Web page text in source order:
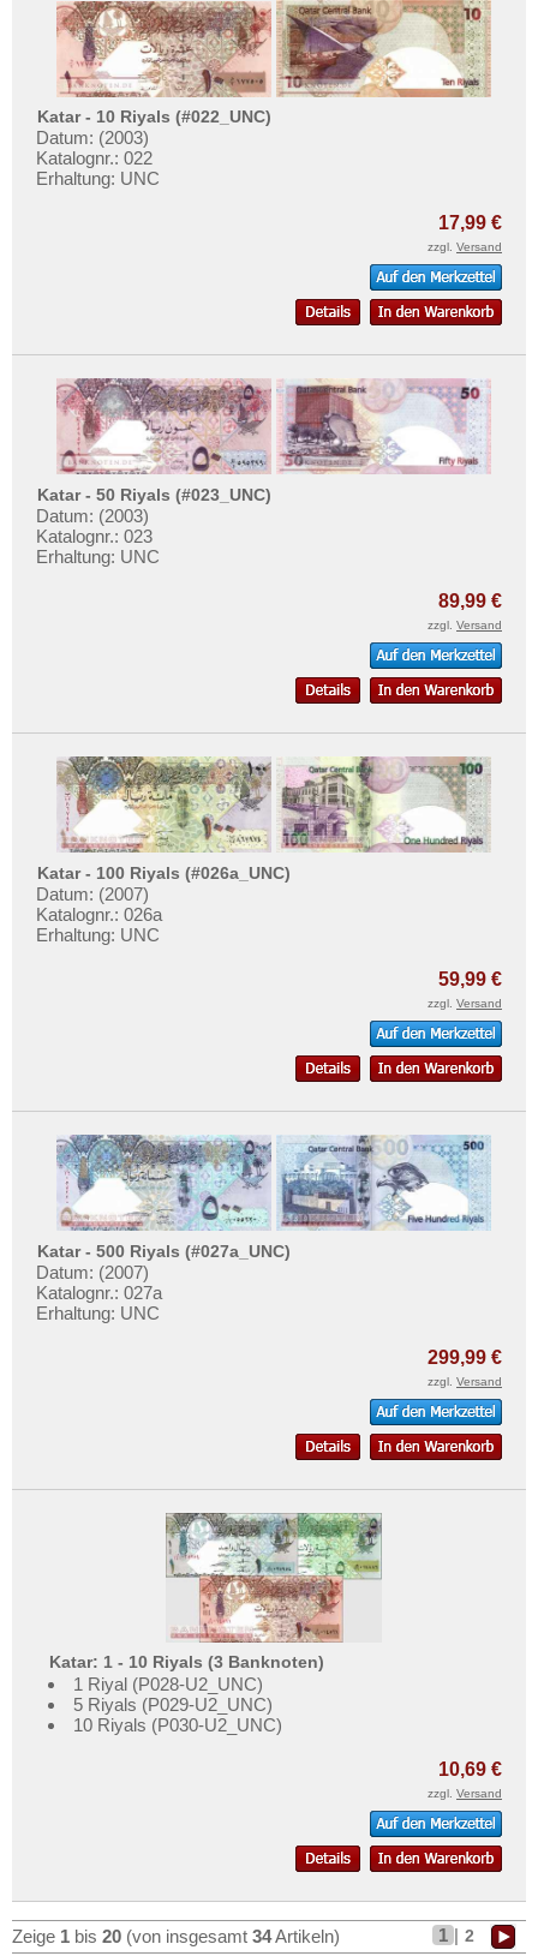
Katar - 10 Riyals (#022_UNC)
Datum: (2003)
Katalognr.: 022
Erhaltung: UNC
17,99 €
zzgl. Versand
Katar - 50 Riyals (#023_UNC)
Datum: (2003)
Katalognr.: 023
Erhaltung: UNC
89,99 €
zzgl. Versand
Katar - 100 Riyals (#026a_UNC)
Datum: (2007)
Katalognr.: 026a
Erhaltung: UNC
59,99 €
zzgl. Versand
Katar - 500 Riyals (#027a_UNC)
Datum: (2007)
Katalognr.: 027a
Erhaltung: UNC
299,99 €
zzgl. Versand
Katar: 1 - 10 Riyals (3 Banknoten)
1 Riyal (P028-U2_UNC)
5 Riyals (P029-U2_UNC)
10 Riyals (P030-U2_UNC)
10,69 €
zzgl. Versand
Zeige 1 bis 20 (von insgesamt 34Artikeln) 1 | 2